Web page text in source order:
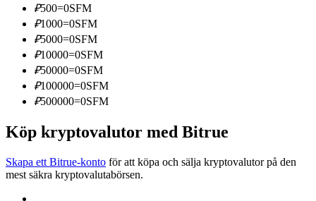
Information
Big data-analys inklusive handelsinformation, etc.
₽500=0SFM
₽1000=0SFM
₽5000=0SFM
₽10000=0SFM
₽50000=0SFM
₽100000=0SFM
₽500000=0SFM
Köp kryptovalutor med Bitrue
Skapa ett Bitrue-konto för att köpa och sälja kryptovalutor på den
mest säkra kryptovalutabörsen.